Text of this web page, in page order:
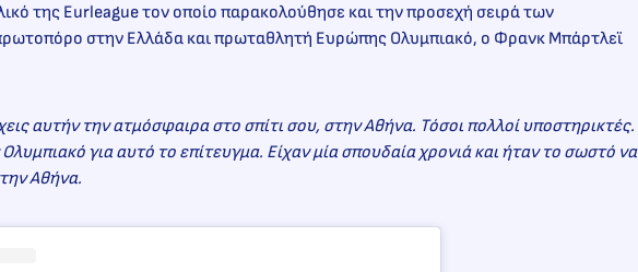
της Eurleague τον οποίο παρακολούθησε και την προσεχή σειρά των
στην Ελλάδα και πρωταθλητή Ευρώπης Ολυμπιακό, ο Φρανκ Μπάρτλεϊ
αυτήν την ατμόσφαιρα στο σπίτι σου, στην Αθήνα. Τόσοι πολλοί υποστηρικτές.
για αυτό το επίτευγμα. Είχαν μία σπουδαία χρονιά και ήταν το σωστό να
Αθήνα.